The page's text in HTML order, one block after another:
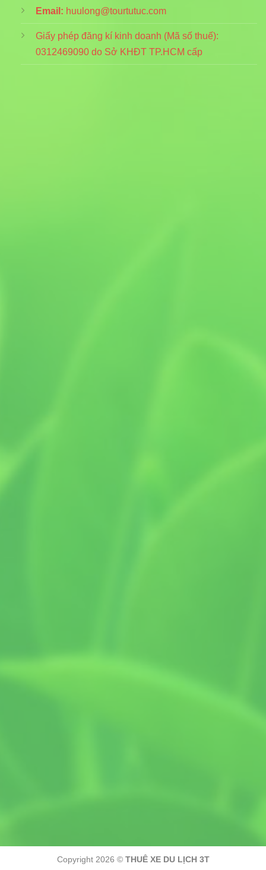
Email: huulong@tourtutuc.com
Giấy phép đăng kí kinh doanh (Mã số thuế):
0312469090 do Sở KHĐT TP.HCM cấp
Copyright 2026 © THUÊ XE DU LỊCH 3T